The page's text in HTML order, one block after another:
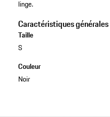
linge.
Caractéristiques générales
Taille
S
Couleur
Noir